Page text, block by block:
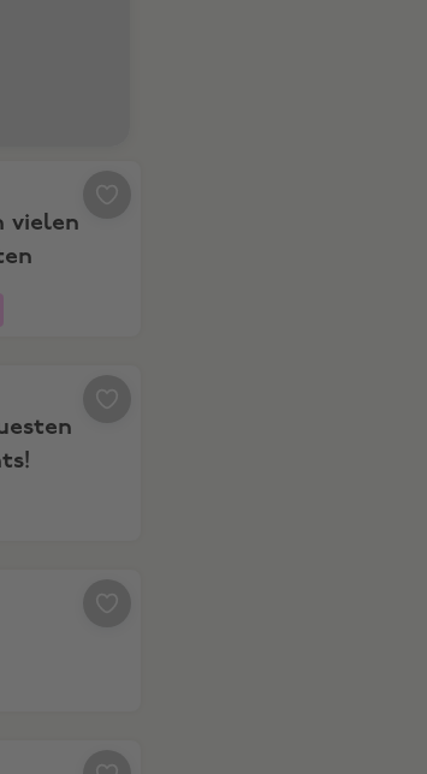
von vielen Lieblingsprodukten
vielen
neuesten Beauty-Highlights!
ohne MBW